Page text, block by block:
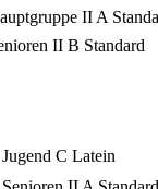
II A
II B Standard
Jugend C Latein